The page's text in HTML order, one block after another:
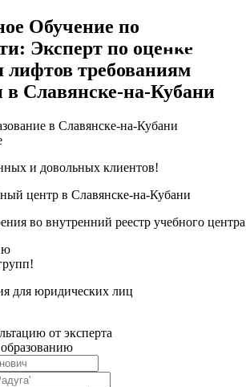
Обучение по
Эксперт по оценке
лифтов требованиям
в Славянске-на-Кубани
в Славянске-на-Кубани
и довольных клиентов!
центр в Славянске-на-Кубани
во внутренний реестр учебного центра
для юридических лиц
от эксперта